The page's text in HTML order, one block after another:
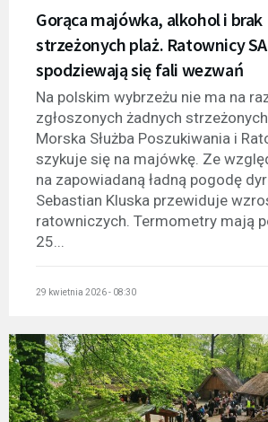
Gorąca majówka, alkohol i brak
strzeżonych plaż. Ratownicy
spodziewają się fali wezwań
Na polskim wybrzeżu nie ma na
zgłoszonych żadnych
Morska Służba Poszukiwania i
szykuje się na majówkę. Ze
na zapowiadaną ładną pogodę
Sebastian Kluska przewiduje
ratowniczych. Termometry mają
25...
29 kwietnia 2026 - 08:30